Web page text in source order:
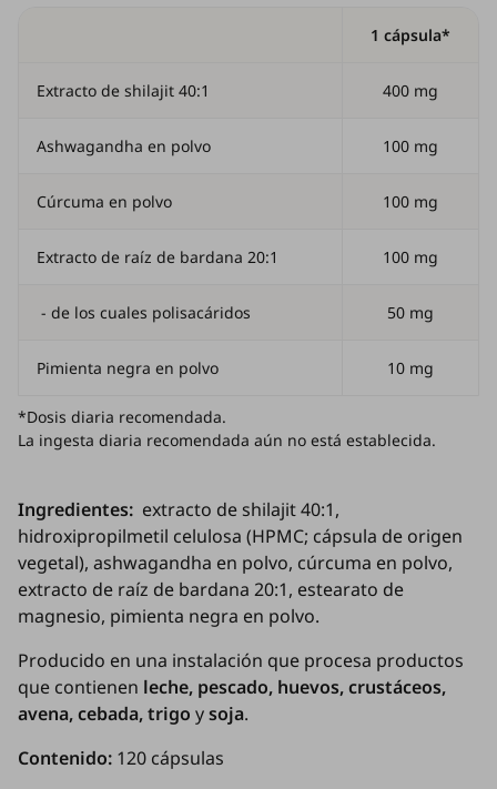
1 cápsula*
Extracto de shilajit 40:1 400 mg
Ashwagandha en polvo 100 mg
Cúrcuma en polvo 100 mg
Extracto de raíz de bardana 20:1 100 mg
- de los cuales polisacáridos 50 mg
Pimienta negra en polvo 10 mg
*Dosis diaria recomendada.
La ingesta diaria recomendada aún no está establecida.
Ingredientes: extracto de shilajit 40:1,
hidroxipropilmetil celulosa (HPMC; cápsula de origen
vegetal), ashwagandha en polvo, cúrcuma en polvo,
extracto de raíz de bardana 20:1, estearato de
magnesio, pimienta negra en polvo.
Producido en una instalación que procesa productos
que contienen leche, pescado, huevos, crustáceos,
avena, cebada, trigo ysoja.
Contenido: 120 cápsulas